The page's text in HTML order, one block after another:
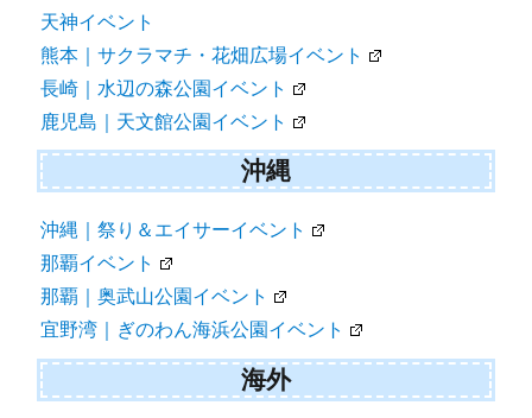
天神イベント
熊本｜サクラマチ・花畑広場イベント
長崎｜水辺の森公園イベント
鹿児島｜天文館公園イベント
沖縄
沖縄｜祭り＆エイサーイベント
那覇イベント
那覇｜奥武山公園イベント
宜野湾｜ぎのわん海浜公園イベント
海外